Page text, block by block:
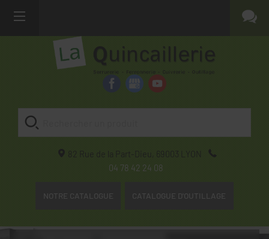
82 Rue de la Part-Dieu, 69003
LYON
04 78 42 24 08
NOTRE CATALOGUE CATALOGUE D'OUTILLAGE